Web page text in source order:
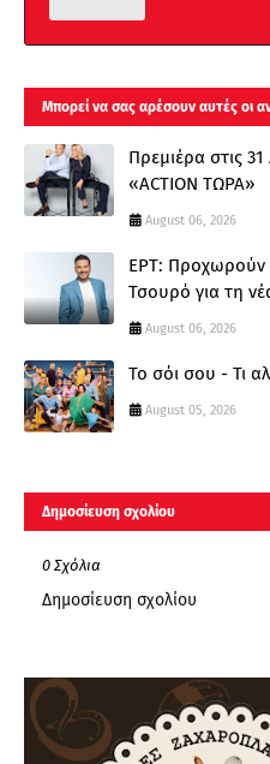
Μπορεί να σας αρέσουν αυτές οι
Πρεμιέρα στις
«ACTION ΤΩΡΑ»
August 06, 2026
ΕΡΤ: Προχωρούν
Τσουρό για τη
August 06, 2026
Το σόι σου - Τι
August 05, 2026
Δημοσίευση σχολίου
0 Σχόλια
Δημοσίευση σχολίου